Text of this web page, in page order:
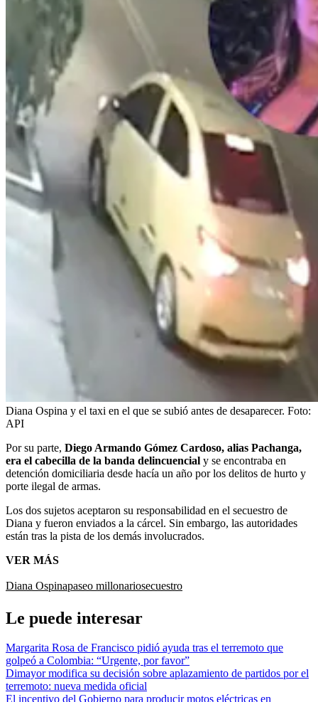
Diana Ospina y el taxi en el que se subió antes de desaparecer. Foto:
API
Por su parte, Diego Armando Gómez Cardoso, alias Pachanga,
era el cabecilla de la banda delincuencial y se encontraba en
detención domiciliaria desde hacía un año por los delitos de hurto y
porte ilegal de armas.
Los dos sujetos aceptaron su responsabilidad en el secuestro de
Diana y fueron enviados a la cárcel. Sin embargo, las autoridades
están tras la pista de los demás involucrados.
VER MÁS
Diana Ospinapaseo millonariosecuestro
Le puede interesar
Margarita Rosa de Francisco pidió ayuda tras el terremoto que
golpeó a Colombia: “Urgente, por favor”
Dimayor modifica su decisión sobre aplazamiento de partidos por el
terremoto: nueva medida oficial
El incentivo del Gobierno para producir motos eléctricas en